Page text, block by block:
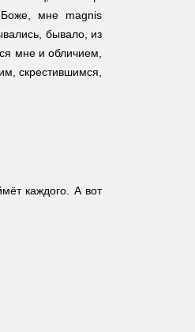
мне magnis
бывало, из
мне и обличием,
скрестившимся,
каждого. А вот